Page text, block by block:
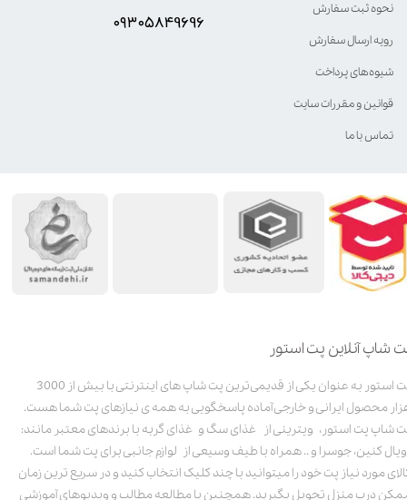
شاپ آنلاین پت استور
پت استور به عنوان یکی از قدیمی‌ترین پت شاپ های اینترنتی با بیش از 3000
محصول ایرانی و خارجی آماده پاسخگویی به همه ی نیازهای پت شما هست.
شاپ پت استور، ویترینی از غذای سگ و غذای گربه با برندهای معتبر مانند:
کنین، جوسرا و .. همراه با طیف وسیعی از لوازم جانبی برای پت شما است.
مورد نیاز پت خود را میتوانید با چند کلیک انتخاب کنید و در سریع ترین زمان
درب منزل تحویل بگیرید. همچنین با مطالعه مطالب و ویدیوهای آموزشی
نحوه ثبت سفارش
رویه ارسال سفارش
شیوه‌های پرداخت
قوانین و مقررات سایت
تماس با ما
۰۹۳۰۵8۴9696